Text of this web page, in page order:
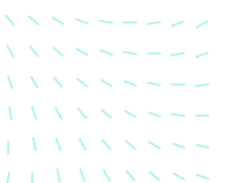
stellt sicher,
einem Unfall
Zustand gebracht